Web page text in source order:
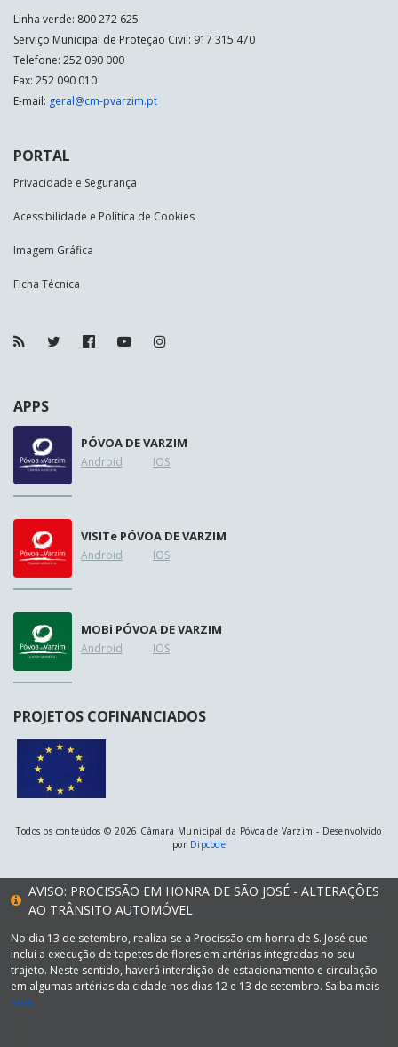
Linha verde: 800 272 625
Serviço Municipal de Proteção Civil: 917 315 470
Telefone: 252 090 000
Fax: 252 090 010
E-mail: geral@cm-pvarzim.pt
PORTAL
Privacidade e Segurança
Acessibilidade e Política de Cookies
Imagem Gráfica
Ficha Técnica
APPS
PÓVOA DE VARZIM
Android IOS
VISITe PÓVOA DE VARZIM
Android IOS
MOBi PÓVOA DE VARZIM
Android IOS
PROJETOS COFINANCIADOS
Todos os conteúdos © 2026 Câmara Municipal da Póvoa de Varzim - Desenvolvido
por Dipcode
AVISO: PROCISSÃO EM HONRA DE SÃO JOSÉ - ALTERAÇÕES
AO TRÂNSITO AUTOMÓVEL
No dia 13 de setembro, realiza-se a Procissão em honra de S. José que
inclui a execução de tapetes de flores em artérias integradas no seu
trajeto. Neste sentido, haverá interdição de estacionamento e circulação
em algumas artérias da cidade nos dias 12 e 13 de setembro. Saiba mais
aqui.